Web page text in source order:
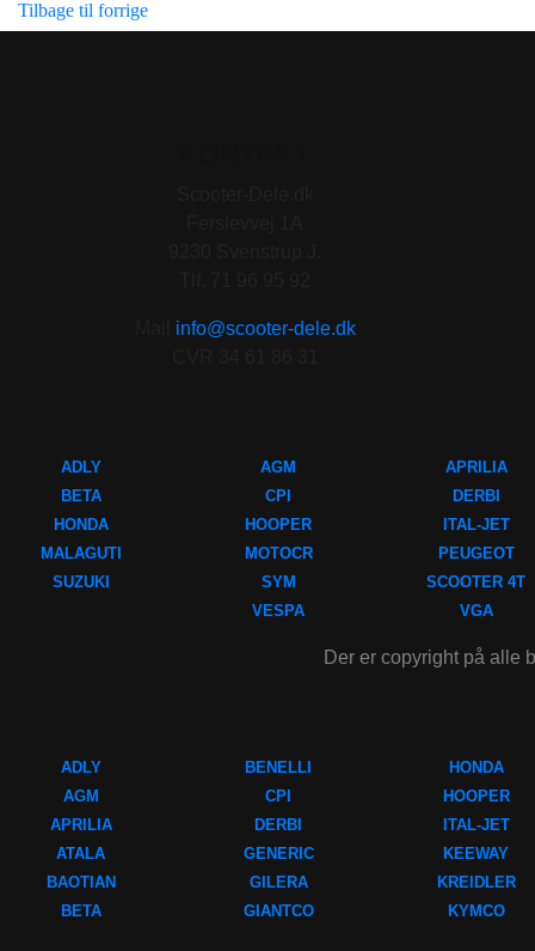
Tilbage til forrige
info@scooter-dele.dk
ADLY
BETA
HONDA
MALAGUTI
SUZUKI
AGM
CPI
HOOPER
MOTOCR
SYM
VESPA
APRILIA
DERBI
ITAL-JET
PEUGEOT
SCOOTER 4T
VGA
Der er copyright på alle
ADLY
AGM
APRILIA
ATALA
BAOTIAN
BETA
BENELLI
CPI
DERBI
GENERIC
GILERA
GIANTCO
HONDA
HOOPER
ITAL-JET
KEEWAY
KREIDLER
KYMCO